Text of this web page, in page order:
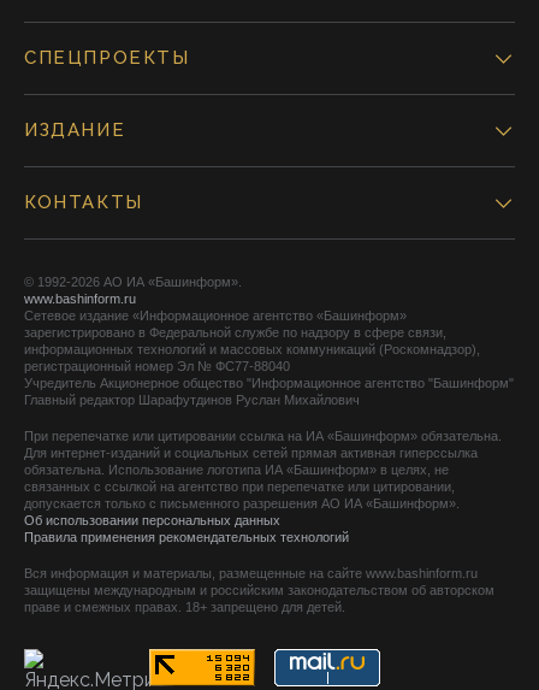
СПЕЦПРОЕКТЫ
ИЗДАНИЕ
КОНТАКТЫ
© 1992-2026 АО ИА «Башинформ».
www.bashinform.ru
Сетевое издание «Информационное агентство «Башинформ»
зарегистрировано в Федеральной службе по надзору в сфере связи,
информационных технологий и массовых коммуникаций (Роскомнадзор),
регистрационный номер Эл № ФС77-88040
Учредитель Акционерное общество "Информационное агентство "Башинформ"
Главный редактор Шарафутдинов Руслан Михайлович
При перепечатке или цитировании ссылка на ИА «Башинформ» обязательна.
Для интернет-изданий и социальных сетей прямая активная гиперссылка
обязательна. Использование логотипа ИА «Башинформ» в целях, не
связанных с ссылкой на агентство при перепечатке или цитировании,
допускается только с письменного разрешения АО ИА «Башинформ».
Об использовании персональных данных
Правила применения рекомендательных технологий
Вся информация и материалы, размещенные на сайте www.bashinform.ru
защищены международным и российским законодательством об авторском
праве и смежных правах. 18+ запрещено для детей.